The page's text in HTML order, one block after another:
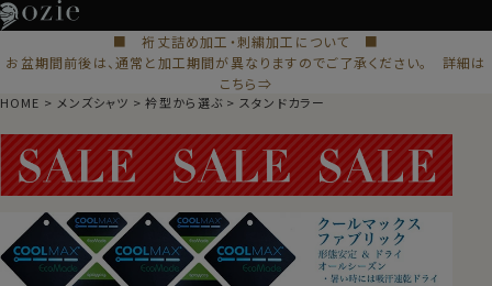
■ 裄丈詰め加工・刺繍加工について ■
お盆期間前後は、通常と加工期間が異なりますのでご了承ください。 詳細は
こちら⇒
HOME メンズシャツ 衿型から選ぶ スタンドカラー